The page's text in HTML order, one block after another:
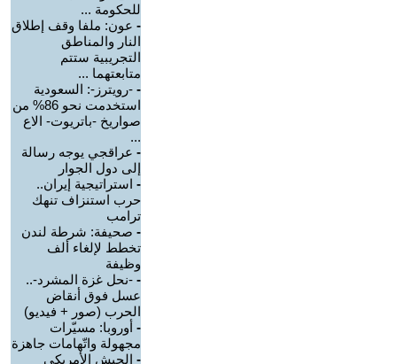
للحكومة ...
- عون: ملفا وقف إطلاق
النار والمناطق
التجريبية ستتم
متابعتهما ...
- -رويترز-: السعودية
استخدمت نحو 86% من
صواريخ -باتريوت- الاع
...
- عراقجي يوجه رسالة
إلى دول الجوار
- استراتيجية إيران..
حرب استنزاف تنهك
ترامب
- صحيفة: شرطة لندن
تخطط لإلغاء ألف
وظيفة
- -نحل غزة المشرد-..
عسل فوق أنقاض
الحرب (صور + فيديو)
- أوروبا: مسيّرات
مجهولة واتّهامات جاهزة
- الجيش الأمريكي